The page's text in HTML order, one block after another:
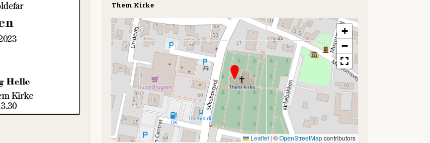
Them Kirke
+
−
Leaflet | ©OpenStreetMapcontributors